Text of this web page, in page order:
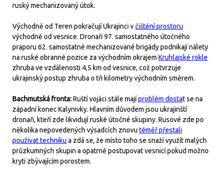
ruský mechanizovaný útok.
Východně od Teren pokračují Ukrajinci včištění prostoru
východně od vesnice. Dronaři 97. samostatného útočného
praporu 62. samostatné mechanizované brigády podnikají nálety
na ruské obranné pozice za východním okrajem Kruhlajské rokle
zhruba ve vzdálenosti 4,5 km od vesnice, což potvrzuje
ukrajinský postup zhruba o tři kilometry východním směrem.
Bachmutská fronta:Ruští vojáci stále majíproblém dostat se na
západní konec Kalynivky. Hlavním důvodem jsou ukrajinští
dronaři, kteří zde likvidují ruské útočné skupiny. Rusové zde po
několika nepovedených výsadcích znovu téměř přestali
používat techniku a zdá se, že místo toho se snaží využít malých
průzkumných skupin a opatrně postupovat vesnicí pokud možno
kryti zbývajícím porostem.